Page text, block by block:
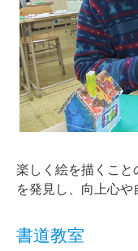
楽しく絵を描くこと
を発見し、向上心や
書道教室